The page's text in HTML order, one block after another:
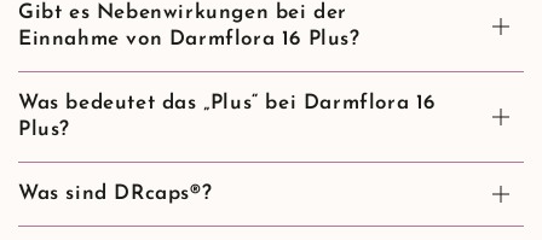
Gibt es Nebenwirkungen bei der
Einnahme von Darmflora 16 Plus?
Was bedeutet das „Plus“ bei Darmflora 16
Plus?
Was sind DRcaps®?